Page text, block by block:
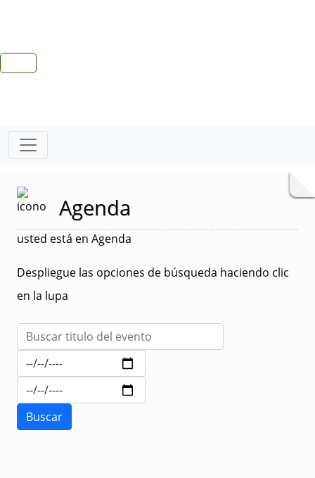
Agenda
usted está en Agenda
Despliegue las opciones de búsqueda haciendo clic
en la lupa